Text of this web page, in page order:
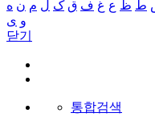
ط ظ ع غ ف ق ک ل م ن ه
و ی
닫기
통합검색